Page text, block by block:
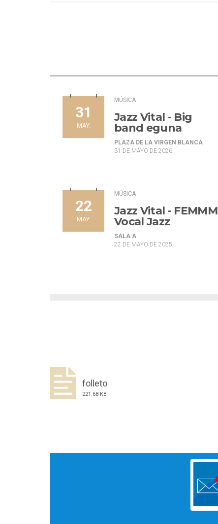
31
MAY.
MÚSICA
Jazz Vital - Big
band eguna
PLAZA DE LA VIRGEN BLANCA
31 DE MAYO DE 2026
22
MAY.
MÚSICA
Jazz Vital - FEMMM
Vocal Jazz
SALA A
22 DE MAYO DE 2025
folleto
221.68 KB